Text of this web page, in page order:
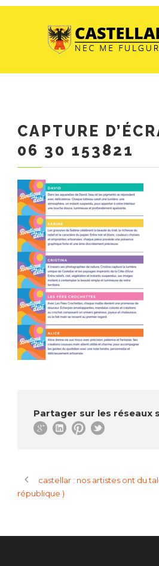
CAPTURE
06 30 153821
Partager sur les réseaux
castellar : nos artistes ont du
république )